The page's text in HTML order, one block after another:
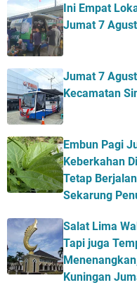
Ini Empat
Jumat 7
Jumat 7
Kecamatan
Embun Pagi
Keberkahan
Tetap
Sekarung
Salat Lima
Tapi juga
Kuningan